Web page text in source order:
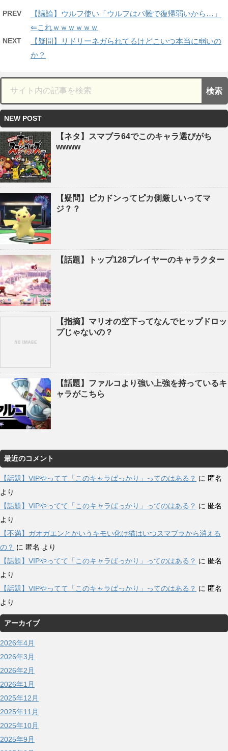
PREV
【議論】ウルフ使い「ウルフはバ難で復帰弱いから…」
⇐これｗｗｗｗｗｗ
NEXT
【疑問】リドリーネガられてるけどこいつ本当に弱いの
か？
NEW POST
【ネタ】スマブラ64でこのキャラ選びがち
wwww
【疑問】ピカドンってピカ側厳しいってマ
ジ？？
【話題】トップ128プレイヤーのキャラクター
【指摘】マリオの空下ってなんでヒップドロッ
プじゃないの？
【話題】ファルコより強い上強を持っているキ
ャラがこちら
最近のコメント
【話題】VIPやってて「このキャラばっかり」ってのはある？ に 匿名
より
【話題】VIPやってて「このキャラばっかり」ってのはある？ に 匿名
より
【不満】ガオガエンとかいうキモい化け猫はいつスマブラから消える
の？ に 匿名 より
【話題】VIPやってて「このキャラばっかり」ってのはある？ に 匿名
より
【話題】VIPやってて「このキャラばっかり」ってのはある？ に 匿名
より
アーカイブ
2026年4月
2026年3月
2026年2月
2026年1月
2025年12月
2025年11月
2025年10月
2025年9月